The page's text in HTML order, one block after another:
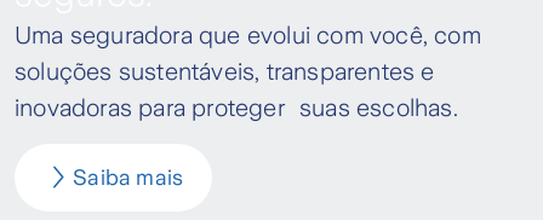
Uma seguradora que evolui com você, com
soluções sustentáveis, transparentes e
inovadoras para proteger suas escolhas.
Saiba mais